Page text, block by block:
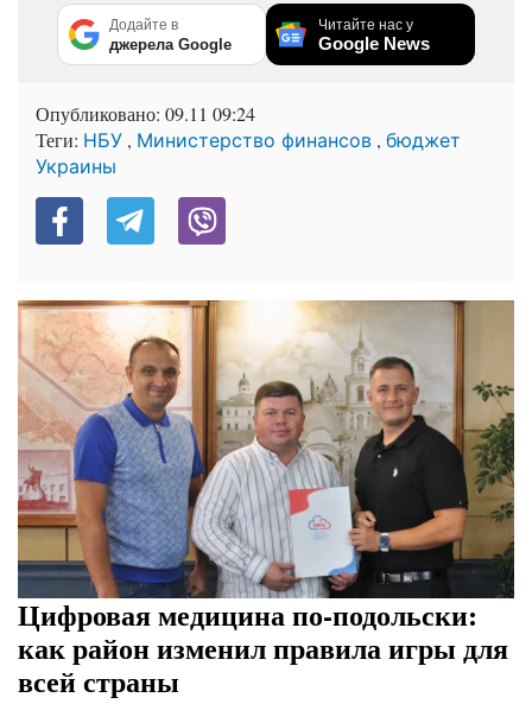
Додайте в
джерела Google
Читайте нас у
Google News
Опубликовано: 09.11 09:24
Теги: НБУ , Министерство финансов , бюджет
Украины
Цифровая медицина по-подольски:
как район изменил правила игры для
всей страны